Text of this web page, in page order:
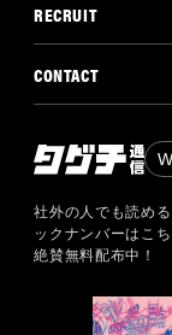
RECRUIT
CONTACT
社外の人でも読め
ックナンバーはこち
絶賛無料配布中！